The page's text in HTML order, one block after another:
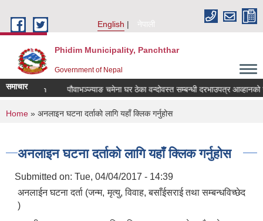
English
नेपाली
Phidim Municipality, Panchthar
Government of Nepal
समाचार पौवाभञ्ज्याङ चमेना घर ठेका वन्दोवस्त सम्बन्धी दरभाउपत्र आव्हानको
You are here
Home » अनलाइन घटना दर्ताकाे लागि यहाँ क्लिक गर्नुहोस
अनलाइन घटना दर्ताकाे लागि यहाँ क्लिक गर्नुहोस
Submitted on: Tue, 04/04/2017 - 14:39
अनलाईन घटना दर्ता (जन्म, मृत्यु, विवाह, बसाँईसराई तथा सम्बन्धविच्छेद
)